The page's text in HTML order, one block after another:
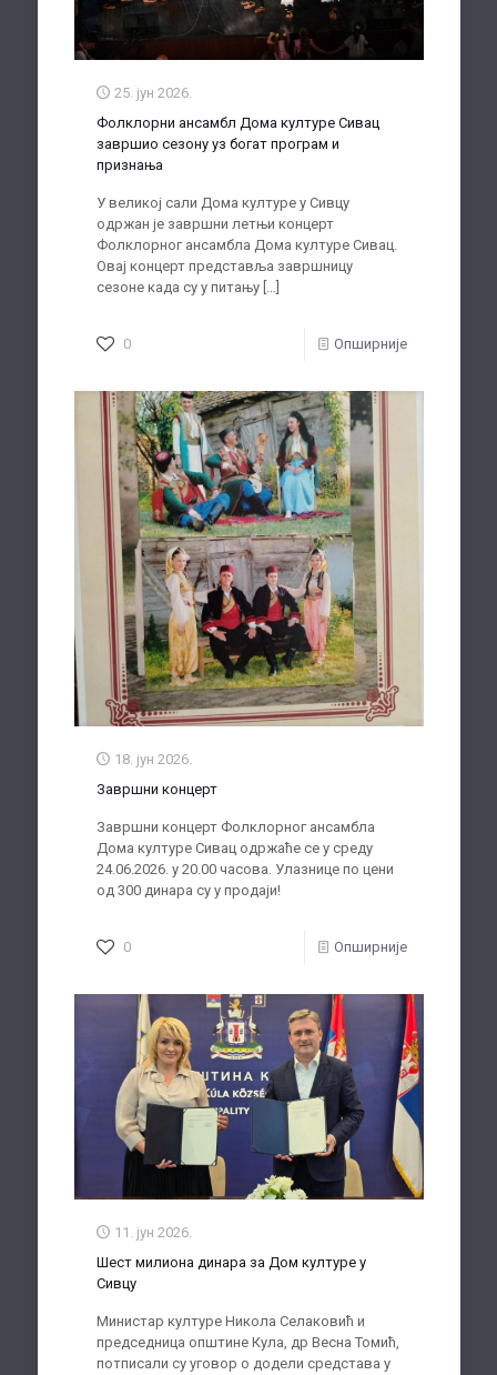
25. јун 2026.
Фолклорни ансамбл Дома културе Сивац
завршио сезону уз богат програм и
признања
У великој сали Дома културе у Сивцу
одржан је завршни летњи концерт
Фолклорног ансамбла Дома културе Сивац.
Овај концерт представља завршницу
сезоне када су у питању[…]
0 Опширније
18. јун 2026.
Завршни концерт
Завршни концерт Фолклорног ансамбла
Дома културе Сивац одржаће се у среду
24.06.2026. у 20.00 часова. Улазнице по цени
од 300 динара су у продаји!
0 Опширније
11. јун 2026.
Шест милиона динара за Дом културе у
Сивцу
Министар културе Никола Селаковић и
председница општине Кула, др Весна Томић,
потписали су уговор о додели средстава у